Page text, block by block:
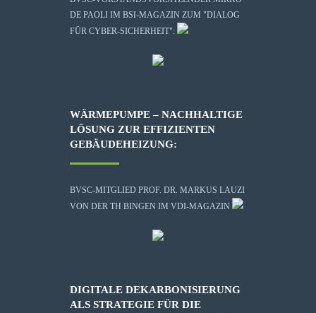
DE PAOLI IM BSI-MAGAZIN ZUM "DIALOG
FÜR CYBER-SICHERHEIT":
WÄRMEPUMPE – NACHHALTIGE
LÖSUNG ZUR EFFIZIENTEN
GEBÄUDEHEIZUNG:
BVSC-MITGLIED PROF. DR. MARKUS LAUZI
VON DER TH BINGEN IM VDI-MAGAZIN
DIGITALE DEKARBONISIERUNG
ALS STRATEGIE FÜR DIE